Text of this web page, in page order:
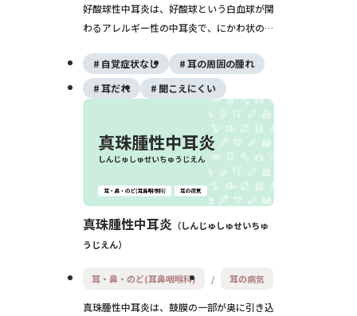
好酸球性中耳炎は、好酸球という白血球が関
わるアレルギー性の中耳炎で、にかわ状のネ
まった感じが続く病気です。気管支喘息や好
酸球性副鼻腔炎を合併することが多く、治り
にくく進行すると強い難聴に至ることもある
ため、専門的な治療と長期的な通院が大切で
す。
自覚症状なし
耳の周囲の腫れ
耳だれ
聞こえにくい
真珠腫性中耳炎
しんじゅしゅせいちゅ
うじえん
耳・鼻・のど(耳鼻咽喉科) 耳の病気
真珠腫性中耳炎は、鼓膜の一部が奥に引き込